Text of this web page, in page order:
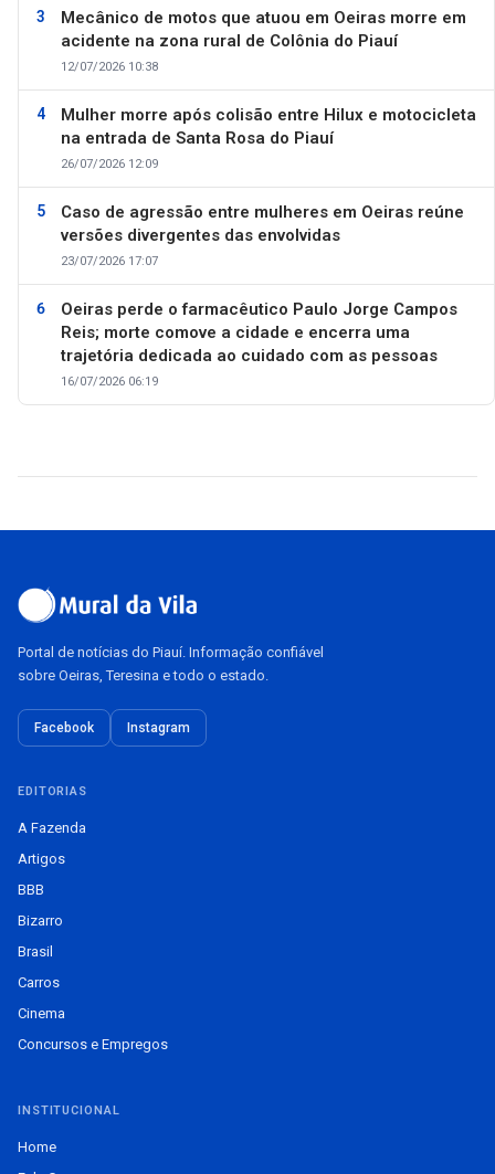
Mecânico de motos que atuou em Oeiras morre em
acidente na zona rural de Colônia do Piauí
12/07/2026 10:38
Mulher morre após colisão entre Hilux e motocicleta
na entrada de Santa Rosa do Piauí
26/07/2026 12:09
Caso de agressão entre mulheres em Oeiras reúne
versões divergentes das envolvidas
23/07/2026 17:07
Oeiras perde o farmacêutico Paulo Jorge Campos
Reis; morte comove a cidade e encerra uma
trajetória dedicada ao cuidado com as pessoas
16/07/2026 06:19
Portal de notícias do Piauí. Informação confiável
sobre Oeiras, Teresina e todo o estado.
Facebook Instagram
EDITORIAS
A Fazenda
Artigos
BBB
Bizarro
Brasil
Carros
Cinema
Concursos e Empregos
INSTITUCIONAL
Home